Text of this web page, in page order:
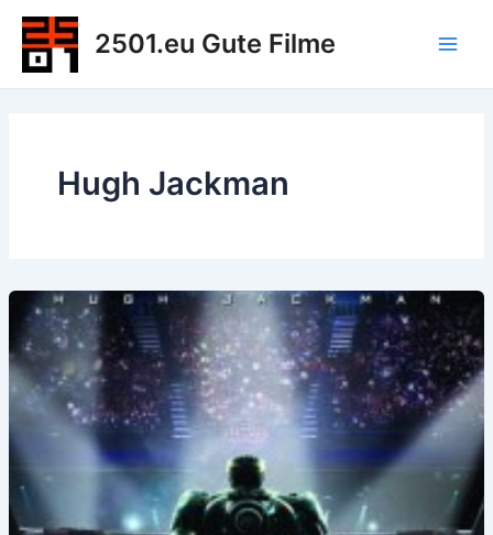
Zum
Inhalt
springen
2501.eu Gute Filme
Hugh Jackman